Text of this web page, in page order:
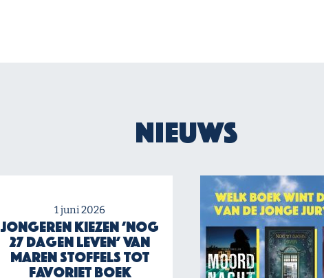
Nieuws
1 juni 2026
Jongeren kiezen ‘Nog
27 dagen leven’ van
Maren Stoffels tot
favoriet boek